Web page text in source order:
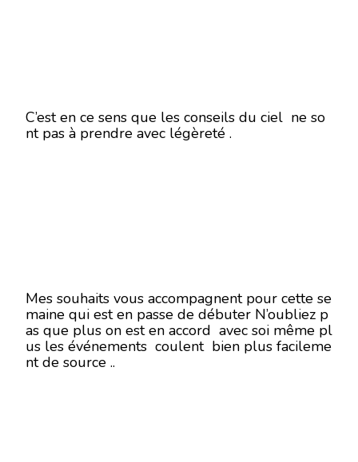
C’est en ce sens que les conseils du ciel ne so
nt pas à prendre avec légèreté .
Mes souhaits vous accompagnent pour cette se
maine qui est en passe de débuter N’oubliez p
as que plus on est en accord avec soi même pl
us les événements coulent bien plus facileme
nt de source ..